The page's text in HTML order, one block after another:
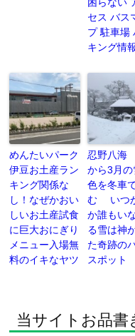
セス バス
プ 駐車場
キング情
めんたいパーク
伊豆お土産ラン
キング関係な
し！なぜかおい
しいお土産試食
に巨大おにぎり
メニュー入場無
料のイキなヤツ
忍野八海
から3月の
色を冬車
む いつ
か誰もい
る雪は神
た奇跡の
スポット
当サイトお品書